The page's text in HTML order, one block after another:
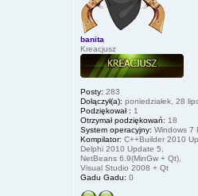
banita
Kreacjusz
Posty: 283
Dołączył(a): poniedziałek, 28
Podziękował : 1
Otrzymał podziękowań: 18
System operacyjny: Windows 7
Kompilator: C++Builder 2010
Delphi 2010 Update 5,
NetBeans 6.9(MinGw + Qt),
Visual Studio 2008 + Qt
Gadu Gadu: 0